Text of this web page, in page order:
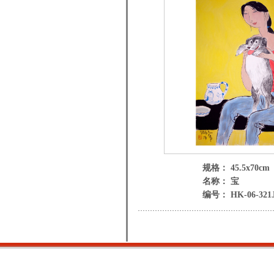
规格： 45.5x70cm
名称： 宝
编号： HK-06-